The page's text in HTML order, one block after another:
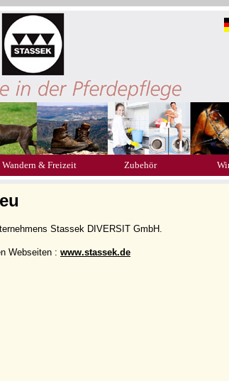
Wandern & Freizeit Zubehör
Stassek DIVERSIT GmbH.
Webseiten : www.stassek.de